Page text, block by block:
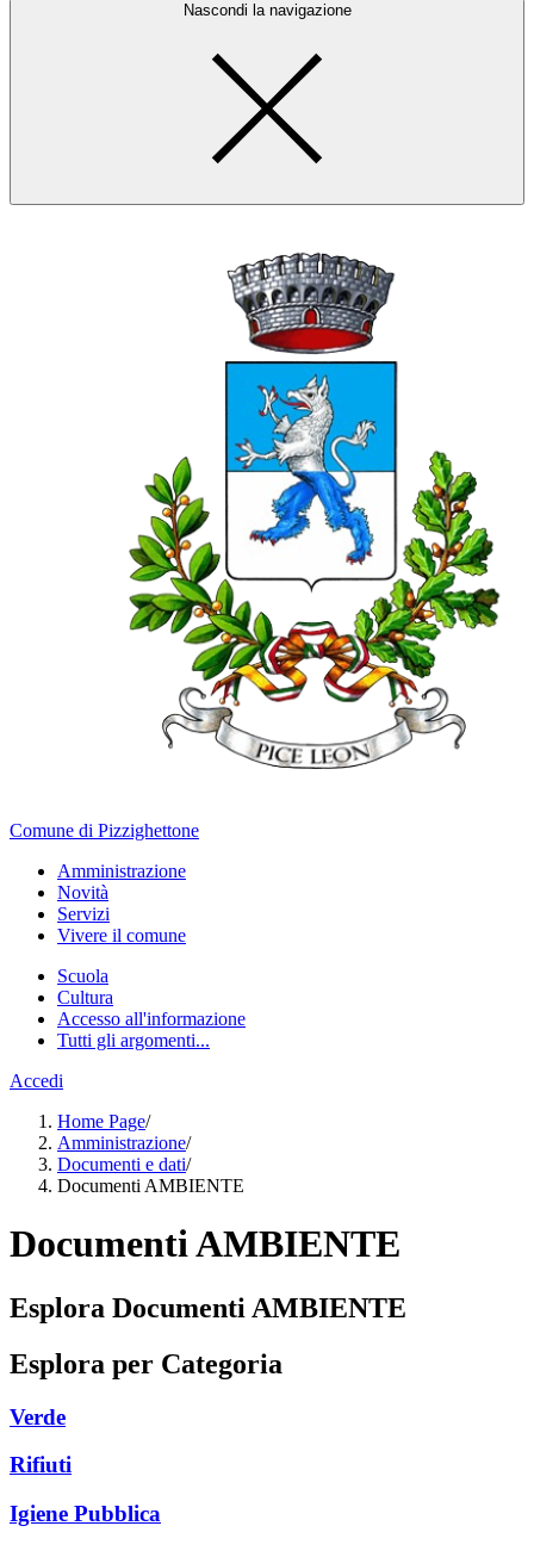
Nascondi la navigazione
Comune di Pizzighettone
Amministrazione
Novità
Servizi
Vivere il comune
Scuola
Cultura
Accesso all'informazione
Tutti gli argomenti...
Accedi
Home Page/
Amministrazione/
Documenti e dati/
Documenti AMBIENTE
Documenti AMBIENTE
Esplora Documenti AMBIENTE
Esplora per Categoria
Verde
Rifiuti
Igiene Pubblica